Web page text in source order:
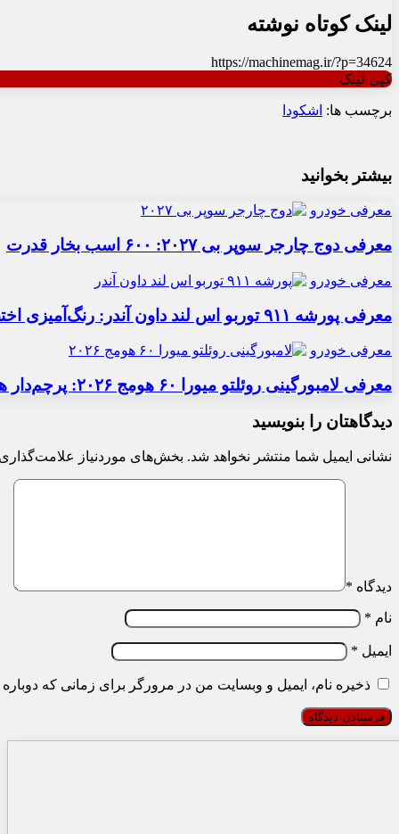
لینک کوتاه نوشته
https://machinemag.ir/?p=34624
کپی لینک
برچسب ها: اشکودا
بیشتر بخوانید
معرفی خودرو
معرفی دوج چارجر سوپر بی ۲۰۲۷: ۶۰۰ اسب بخار قدرت
معرفی خودرو
معرفی پورشه ۹۱۱ توربو اس لند داون آندر: رنگ‌آمیزی اختصاصی
معرفی خودرو
معرفی لامبورگینی روئلتو میورا ۶۰ هومج ۲۰۲۶: پرچم‌دار هیبریدی
دیدگاهتان را بنویسید
نشانی ایمیل شما منتشر نخواهد شد. بخش‌های موردنیاز
دیدگاه *
نام *
ایمیل *
ذخیره نام، ایمیل و وبسایت من در مرورگر برای زمانی که